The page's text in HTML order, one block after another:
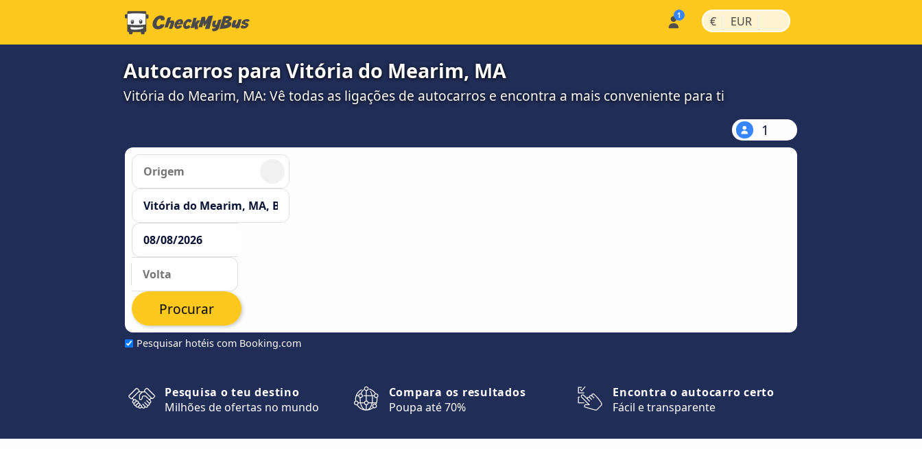
€ | EUR |
Autocarros para Vitória do Mearim, MA
Vitória do Mearim, MA: Vê todas as ligações de autocarros e encontra a mais conveniente para ti
1
Pesquisar hotéis com Booking.com
Procurar
Pesquisa o teu destino
Milhões de ofertas no mundo
Compara os resultados
Poupa até 70%
Encontra o autocarro certo
Fácil e transparente